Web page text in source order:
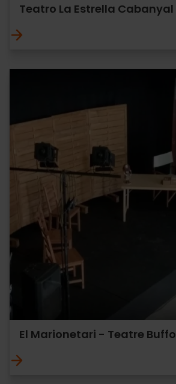
Teatro La Estrella Cabanyal
El Marionetari - Teatre Buffo